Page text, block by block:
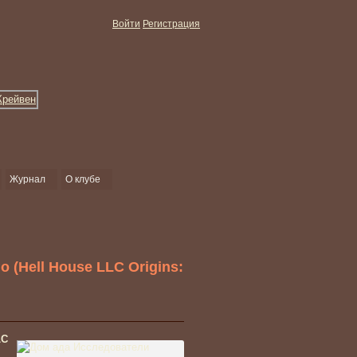
Войти Регистрация
Журнал О клубе
(Hell House LLC Origins: